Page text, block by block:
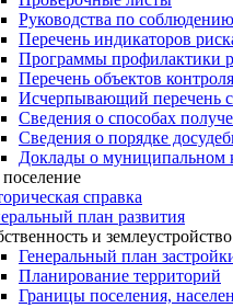
Руководства по
Перечень индикаторов
Программы профилактики
Перечень объектов
Исчерпывающий перечень
Сведения о способах
Сведения о порядке
Доклады о муниципальном
справка
план развития
и землеустройство
Генеральный план
Планирование территорий
Границы поселения,